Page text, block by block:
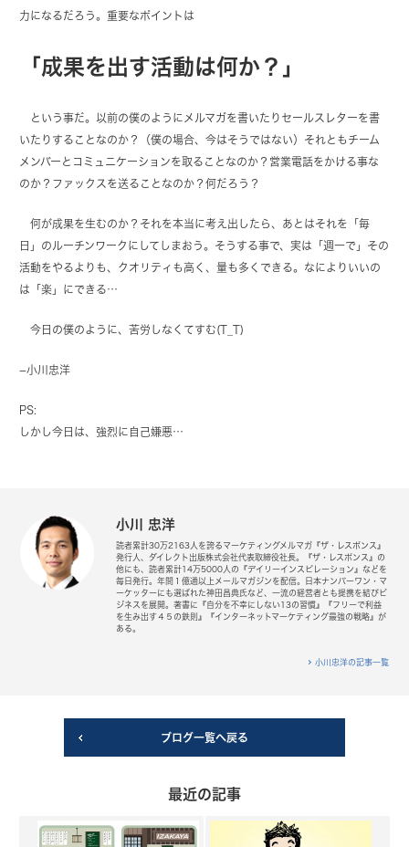
力になるだろう。重要なポイントは
「成果を出す活動は何か？」
という事だ。以前の僕のようにメルマガを書いたりセールスレターを書
いたりすることなのか？（僕の場合、今はそうではない）それともチーム
メンバーとコミュニケーションを取ることなのか？営業電話をかける事な
のか？ファックスを送ることなのか？何だろう？
何が成果を生むのか？それを本当に考え出したら、あとはそれを「毎
日」のルーチンワークにしてしまおう。そうする事で、実は「週一で」その
活動をやるよりも、クオリティも高く、量も多くできる。なによりいいの
は「楽」にできる…
今日の僕のように、苦労しなくてすむ(T_T)
−小川忠洋
PS:
しかし今日は、強烈に自己嫌悪…
小川 忠洋
読者累計30万2163人を誇るマーケティングメルマガ『ザ・レスポンス』
発行人、ダイレクト出版株式会社代表取締役社長。『ザ・レスポンス』の
他にも、読者累計14万5000人の『デイリーインスピレーション』などを
毎日発行。年間１億通以上メールマガジンを配信。日本ナンバーワン・マ
ーケッターにも選ばれた神田昌典氏など、一流の経営者とも提携を結びビ
ジネスを展開。著書に『自分を不幸にしない13の習慣』『フリーで利益
を生み出す４５の鉄則』『インターネットマーケティング最強の戦略』が
ある。
小川忠洋の記事一覧
ブログ一覧へ戻る
最近の記事